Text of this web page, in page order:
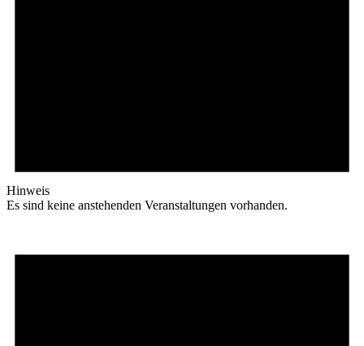
Hinweis
Es sind keine anstehenden Veranstaltungen vorhanden.